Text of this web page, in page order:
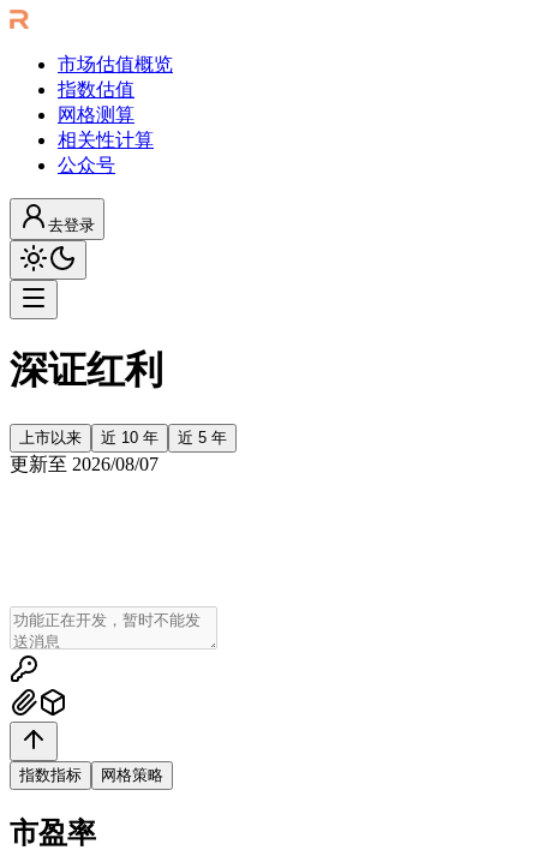
市场估值概览
指数估值
网格测算
相关性计算
公众号
去登录
深证红利
上市以来 近 10 年 近 5 年
更新至 2026/08/07
指数指标 网格策略
市盈率